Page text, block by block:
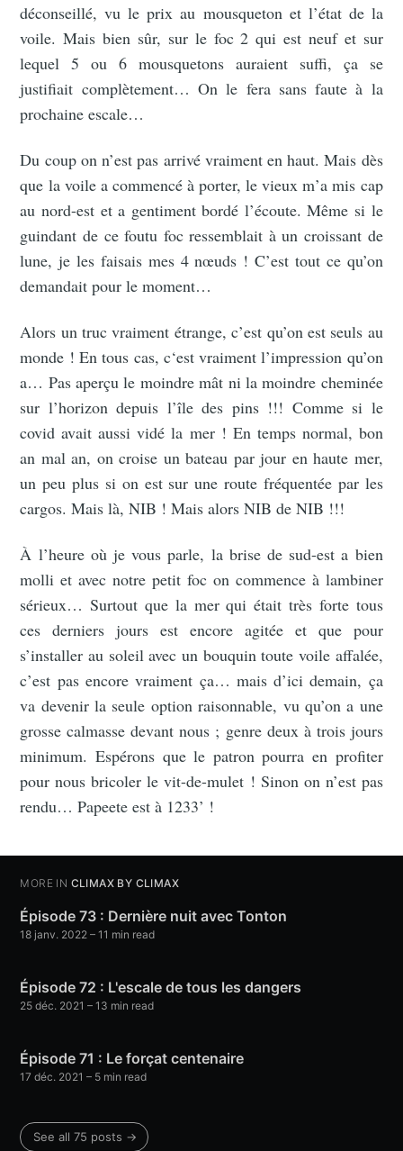
déconseillé, vu le prix au mousqueton et l’état de la
voile. Mais bien sûr, sur le foc 2 qui est neuf et sur
lequel 5 ou 6 mousquetons auraient suffi, ça se
justifiait complètement… On le fera sans faute à la
prochaine escale…
Du coup on n’est pas arrivé vraiment en haut. Mais dès
que la voile a commencé à porter, le vieux m’a mis cap
au nord-est et a gentiment bordé l’écoute. Même si le
guindant de ce foutu foc ressemblait à un croissant de
lune, je les faisais mes 4 nœuds ! C’est tout ce qu’on
demandait pour le moment…
Alors un truc vraiment étrange, c’est qu’on est seuls au
monde ! En tous cas, c‘est vraiment l’impression qu’on
a… Pas aperçu le moindre mât ni la moindre cheminée
sur l’horizon depuis l’île des pins !!! Comme si le
covid avait aussi vidé la mer ! En temps normal, bon
an mal an, on croise un bateau par jour en haute mer,
un peu plus si on est sur une route fréquentée par les
cargos. Mais là, NIB ! Mais alors NIB de NIB !!!
À l’heure où je vous parle, la brise de sud-est a bien
molli et avec notre petit foc on commence à lambiner
sérieux… Surtout que la mer qui était très forte tous
ces derniers jours est encore agitée et que pour
s’installer au soleil avec un bouquin toute voile affalée,
c’est pas encore vraiment ça… mais d’ici demain, ça
va devenir la seule option raisonnable, vu qu’on a une
grosse calmasse devant nous ; genre deux à trois jours
minimum. Espérons que le patron pourra en profiter
pour nous bricoler le vit-de-mulet ! Sinon on n’est pas
rendu… Papeete est à 1233’ !
MORE IN CLIMAX BY CLIMAX
Épisode 73 : Dernière nuit avec Tonton
18 janv. 2022 – 11 min read
Épisode 72 : L'escale de tous les dangers
25 déc. 2021 – 13 min read
Épisode 71 : Le forçat centenaire
17 déc. 2021 – 5 min read
See all 75 posts →